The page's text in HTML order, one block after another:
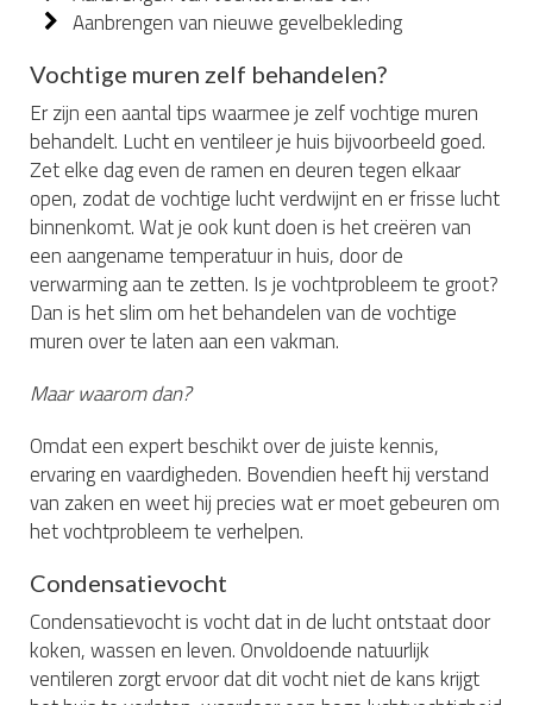
Aanbrengen van nieuwe gevelbekleding
Vochtige muren zelf behandelen?
Er zijn een aantal tips waarmee je zelf vochtige muren
behandelt. Lucht en ventileer je huis bijvoorbeeld goed.
Zet elke dag even de ramen en deuren tegen elkaar
open, zodat de vochtige lucht verdwijnt en er frisse lucht
binnenkomt. Wat je ook kunt doen is het creëren van
een aangename temperatuur in huis, door de
verwarming aan te zetten. Is je vochtprobleem te groot?
Dan is het slim om het behandelen van de vochtige
muren over te laten aan een vakman.
Maar waarom dan?
Omdat een expert beschikt over de juiste kennis,
ervaring en vaardigheden. Bovendien heeft hij verstand
van zaken en weet hij precies wat er moet gebeuren om
het vochtprobleem te verhelpen.
Condensatievocht
Condensatievocht is vocht dat in de lucht ontstaat door
koken, wassen en leven. Onvoldoende natuurlijk
ventileren zorgt ervoor dat dit vocht niet de kans krijgt